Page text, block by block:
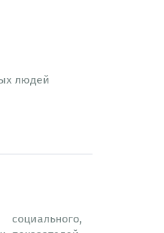
людей